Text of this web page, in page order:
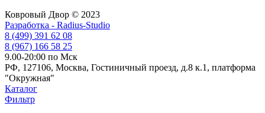
Ковровый Двор © 2023
Разработка - Radius-Studio
8 (499) 391 62 08
8 (967) 166 58 25
9.00-20:00 по Мск
РФ, 127106, Москва, Гостиничный проезд, д.8 к.1, платформа
"Окружная"
Каталог
Фильтр